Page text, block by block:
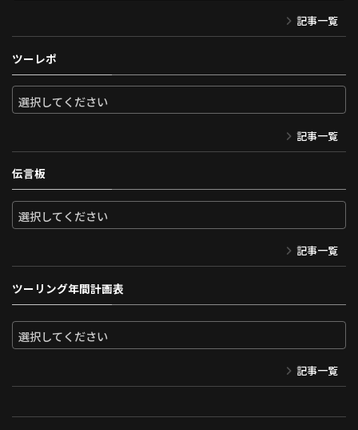
記事一覧
ツーレポ
記事一覧
伝言板
記事一覧
ツーリング年間計画表
記事一覧